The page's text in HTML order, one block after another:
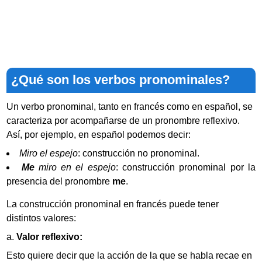
¿Qué son los verbos pronominales?
Un verbo pronominal, tanto en francés como en español, se
caracteriza por acompañarse de un pronombre reflexivo.
Así, por ejemplo, en español podemos decir:
Miro el espejo: construcción no pronominal.
Memiro en el espejo: construcción pronominal por la
presencia del pronombre me.
La construcción pronominal en francés puede tener
distintos valores:
Valor reflexivo:
Esto quiere decir que la acción de la que se habla recae en